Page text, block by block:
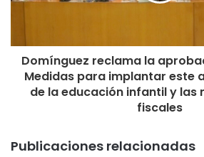
condiciones”.
Domínguez reclama la
Medidas para implantar este
de la educación infantil y las
fiscales
Publicaciones relacionadas